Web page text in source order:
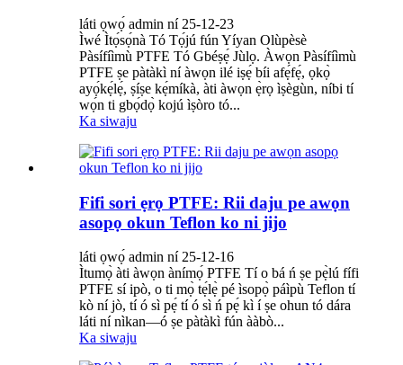
láti ọwọ́ admin ní 25-12-23
Ìwé Ìtọ́sọ́nà Tó Tọ́jú fún Yíyan Olùpèsè
Pàsífíìmù PTFE Tó Gbéṣẹ́ Jùlọ. Àwọn Pàsífíìmù
PTFE ṣe pàtàkì ní àwọn ilé iṣẹ́ bíi afẹ́fẹ́, ọkọ̀
ayọ́kẹ́lẹ́, ṣíṣe kẹ́míkà, àti àwọn ẹ̀rọ ìṣègùn, níbi tí
wọ́n ti gbọ́dọ̀ kojú ìṣòro tó...
Ka siwaju
Fifi sori ẹrọ PTFE: Rii daju pe awọn
asopọ okun Teflon ko ni jijo
láti ọwọ́ admin ní 25-12-16
Ìtumọ̀ àti àwọn ànímọ́ PTFE Tí o bá ń ṣe pẹ̀lú fífi
PTFE sí ipò, o ti mọ̀ tẹ́lẹ̀ pé ìsopọ̀ páìpù Teflon tí
kò ní jò, tí ó sì pẹ́ tí ó sì ń pẹ́ kì í ṣe ohun tó dára
láti ní nìkan—ó ṣe pàtàkì fún ààbò...
Ka siwaju